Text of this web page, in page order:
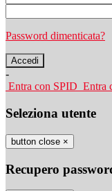
Password dimenticata?
-
Entra con SPID Entra
Seleziona utente
button close ×
Recupero